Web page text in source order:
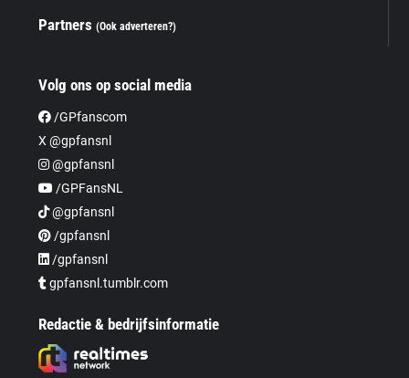
Partners(Ook adverteren?)
Volg ons op social media
/GPfanscom
X @gpfansnl
@gpfansnl
/GPFansNL
@gpfansnl
/gpfansnl
/gpfansnl
gpfansnl.tumblr.com
Redactie & bedrijfsinformatie